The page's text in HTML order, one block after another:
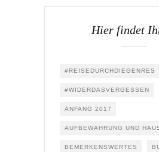
Hier findet
#REISEDURCHDIEGENRES
#WIDERDASVERGESSEN
ANFANG 2017
AUFBEWAHRUNG UND
BEMERKENSWERTES